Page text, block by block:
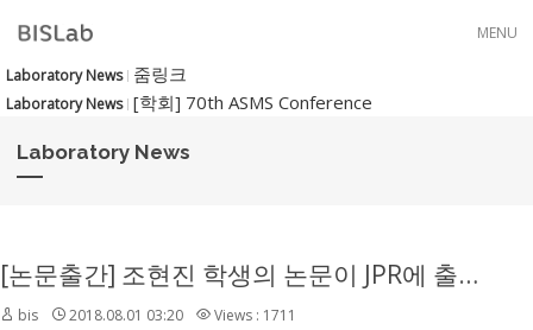
MENU
Laboratory News 줌링크
Laboratory News [학회] 70th ASMS Conference
Laboratory News
[논문출간] 조현진 학생의 논문이 JPR에 출간되었습니다!
bis 2018.08.01 03:20 Views : 1711